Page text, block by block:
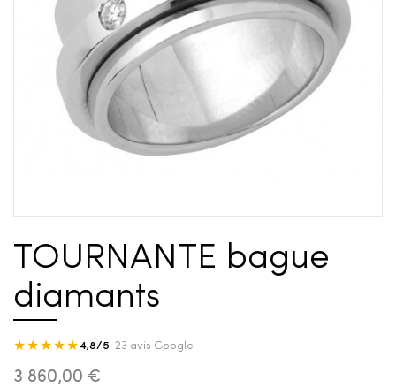
TOURNANTE bague
diamants
★★★★★4,8/5· 23 avis Google
3 860,00 €